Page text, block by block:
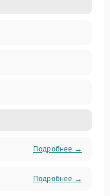
Подробнее →
Подробнее →